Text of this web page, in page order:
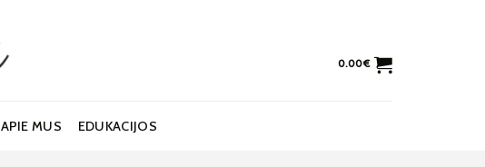
0.00€
APIE MUS EDUKACIJOS